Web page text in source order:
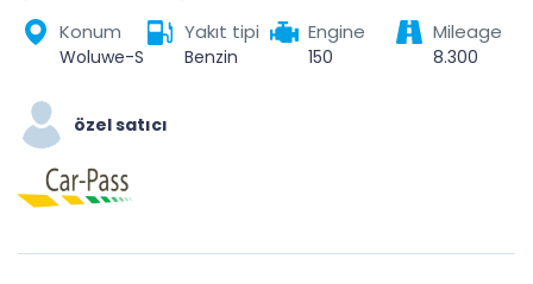
Konum Yakıt tipi
Benzin
Engine
150
Mileage
8.300
özel satıcı